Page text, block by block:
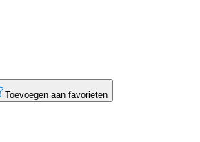
Toevoegen aan favorieten